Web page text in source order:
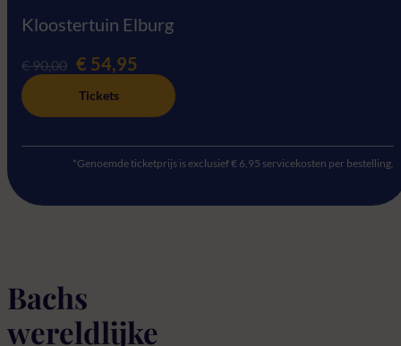
Kloostertuin Elburg
€ 90,00 € 54,95
Tickets
*Genoemde ticketprijs is exclusief € 6,95 servicekosten per bestelling.
Bachs
wereldlijke